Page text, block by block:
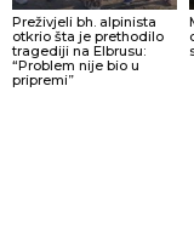
Preživjeli bh. alpinista
otkrio šta je prethodilo
tragediji na Elbrusu:
“Problem nije bio u
pripremi”